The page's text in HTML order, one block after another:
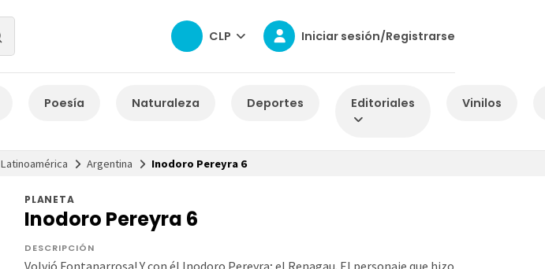
CLP Iniciar sesión/Registrarse
Poesía Naturaleza Deportes Editoriales Vinilos
Latinoamérica Argentina Inodoro Pereyra 6
PLANETA
Inodoro Pereyra 6
DESCRIPCIÓN